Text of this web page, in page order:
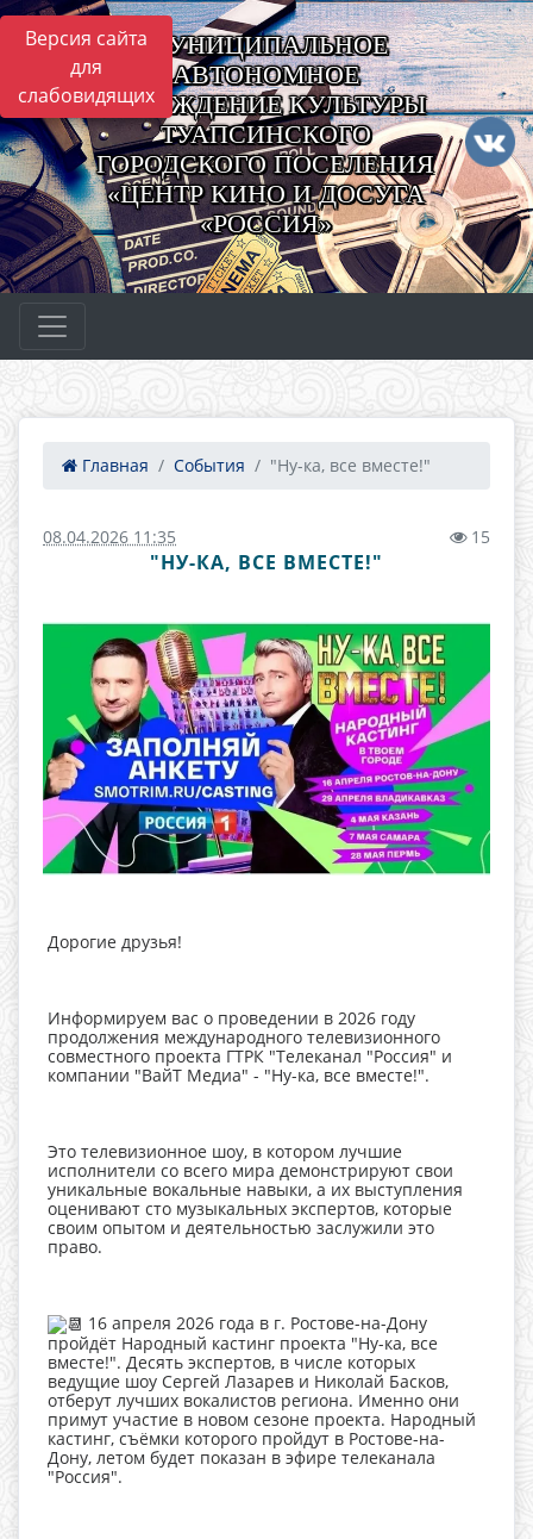
Версия сайта
для
слабовидящих
МУНИЦИПАЛЬНОЕ
АВТОНОМНОЕ
УЧРЕЖДЕНИЕ КУЛЬТУРЫ
ТУАПСИНСКОГО
ГОРОДСКОГО ПОСЕЛЕНИЯ
«ЦЕНТР КИНО И ДОСУГА
«РОССИЯ»
Главная События "Ну-ка, все вместе!"
08.04.2026 11:35 15
"НУ-КА, ВСЕ ВМЕСТЕ!"
Дорогие друзья!
Информируем вас о проведении в 2026 году
продолжения международного телевизионного
совместного проекта ГТРК "Телеканал "Россия" и
компании "ВайТ Медиа" - "Ну-ка, все вместе!".
Это телевизионное шоу, в котором лучшие
исполнители со всего мира демонстрируют свои
уникальные вокальные навыки, а их выступления
оценивают сто музыкальных экспертов, которые
своим опытом и деятельностью заслужили это
право.
16 апреля 2026 года в г. Ростове-на-Дону
пройдёт Народный кастинг проекта "Ну-ка, все
вместе!". Десять экспертов, в числе которых
ведущие шоу Сергей Лазарев и Николай Басков,
отберут лучших вокалистов региона. Именно они
примут участие в новом сезоне проекта. Народный
кастинг, съёмки которого пройдут в Ростове-на-
Дону, летом будет показан в эфире телеканала
"Россия".